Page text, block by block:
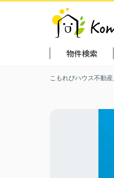
物件検索
こもれびハウス不動